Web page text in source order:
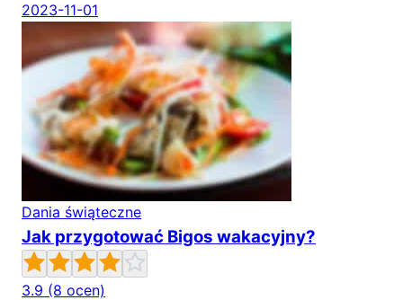
2023-11-01
Dania świąteczne
Jak przygotować Bigos wakacyjny?
3.9 (8 ocen)